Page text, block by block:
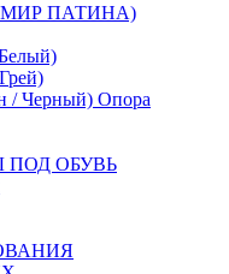
ПАТИНА)
/ Черный) Опора
ПОД ОБУВЬ